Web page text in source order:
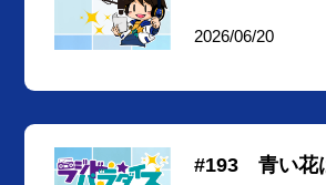
2026/06/20
#193 青い花